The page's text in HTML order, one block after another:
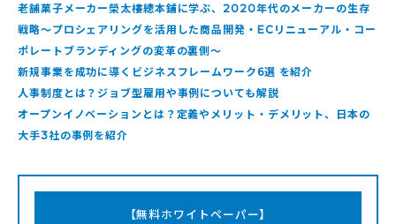
老舗菓子メーカー榮太樓總本鋪に学ぶ、2020年代のメーカーの生存
戦略～プロシェアリングを活用した商品開発・ECリニューアル・コー
ポレートブランディングの変革の裏側～
新規事業を成功に導くビジネスフレームワーク6選 を紹介
人事制度とは？ジョブ型雇用や事例についても解説
オープンイノベーションとは？定義やメリット・デメリット、日本の
大手3社の事例を紹介
【無料ホワイトペーパー】